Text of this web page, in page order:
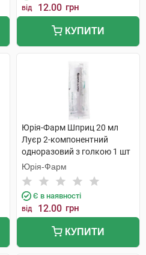
від 12.00 грн
КУПИТИ
Юрія-Фарм Шприц 20 мл
Луєр 2-компонентний
одноразовий з голкою 1 шт
Юрія-Фарм
Є в наявності
від 12.00 грн
КУПИТИ